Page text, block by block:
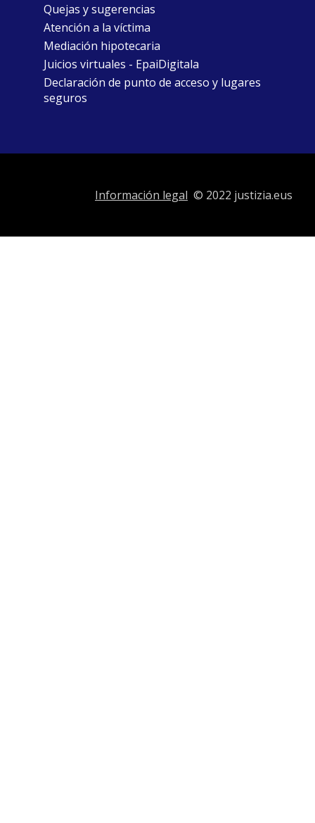
Quejas y sugerencias
Atención a la víctima
Mediación hipotecaria
Juicios virtuales - EpaiDigitala
Declaración de punto de acceso y lugares
seguros
Información legal © 2022 justizia.eus